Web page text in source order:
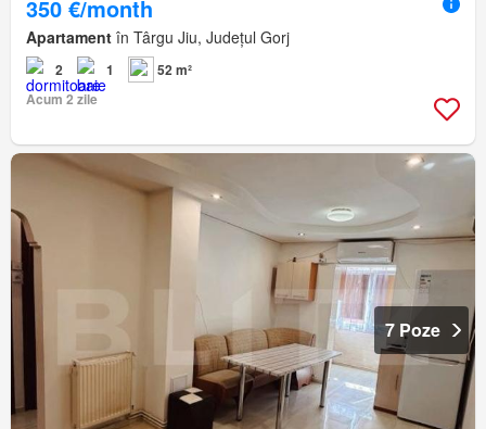
350 €/month
Apartament în Târgu Jiu, Județul Gorj
2 1
52 m²
Acum 2 zile
7 Poze